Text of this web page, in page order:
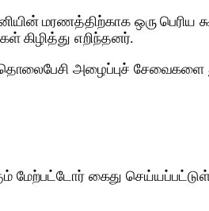
மரணத்திற்காக ஒரு பெரிய
கிழித்து எறிந்தனர்.
அழைப்புச்
மேற்பட்டோர் கைது